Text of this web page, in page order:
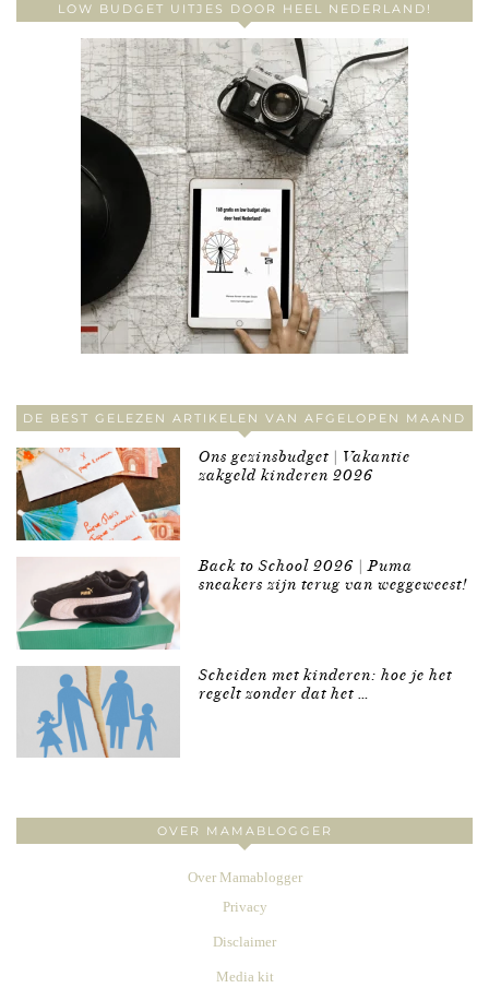
LOW BUDGET UITJES DOOR HEEL NEDERLAND!
DE BEST GELEZEN ARTIKELEN VAN AFGELOPEN MAAND
Ons gezinsbudget | Vakantie
zakgeld kinderen 2026
Back to School 2026 | Puma
sneakers zijn terug van weggeweest!
Scheiden met kinderen: hoe je het
regelt zonder dat het …
OVER MAMABLOGGER
Over Mamablogger
Privacy
Disclaimer
Media kit